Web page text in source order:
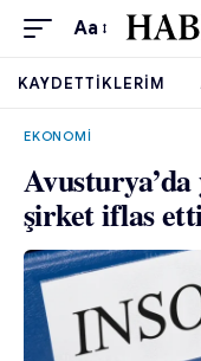
Aa
KAYDETTIKLERIM
EKONOMI
şirket iflas